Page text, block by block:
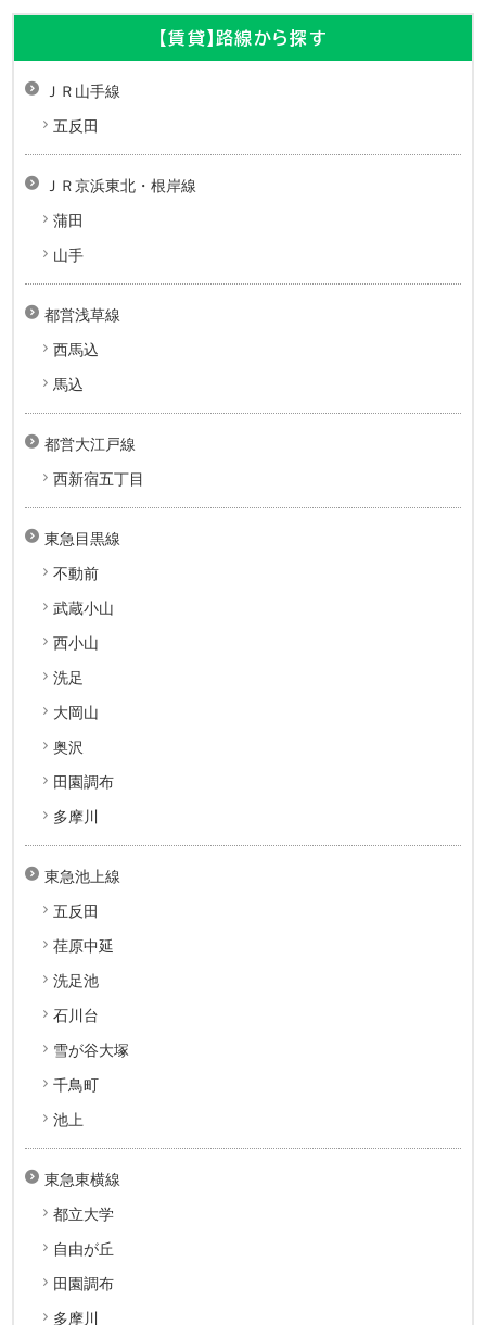
【賃貸】路線から探す
ＪＲ山手線
五反田
ＪＲ京浜東北・根岸線
蒲田
山手
都営浅草線
西馬込
馬込
都営大江戸線
西新宿五丁目
東急目黒線
不動前
武蔵小山
西小山
洗足
大岡山
奥沢
田園調布
多摩川
東急池上線
五反田
荏原中延
洗足池
石川台
雪が谷大塚
千鳥町
池上
東急東横線
都立大学
自由が丘
田園調布
多摩川